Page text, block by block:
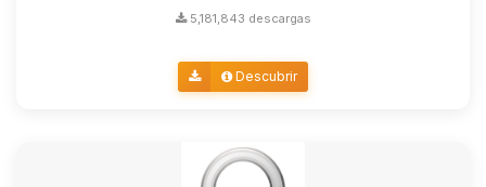
5,181,843 descargas
Descubrir